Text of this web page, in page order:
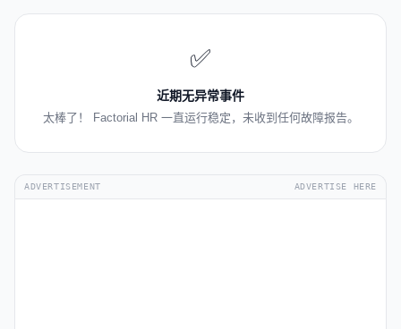
✅
近期无异常事件
太棒了！ Factorial HR 一直运行稳定，未收到任何故障报告。
ADVERTISEMENT ADVERTISE HERE